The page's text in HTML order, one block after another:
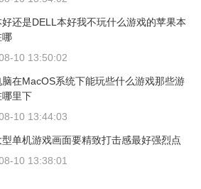
还是DELL本好我不玩什么游戏的苹果本
哪
10 13:50:02
在MacOS系统下能玩些什么游戏那些游
里下
10 13:44:03
单机游戏画面要精致打击感最好强烈点
10 13:38:01